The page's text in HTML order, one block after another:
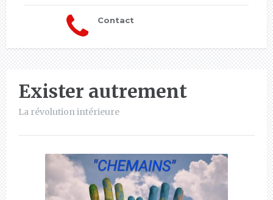
Contact
Exister autrement
La révolution intérieure